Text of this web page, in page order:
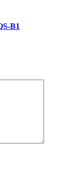
B1